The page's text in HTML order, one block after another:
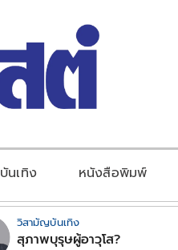
บันเทิง หนังสือพิมพ์
วิสามัญบันเทิง
สุภาพบุรุษผู้อาวุโส?